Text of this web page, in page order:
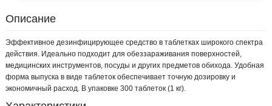
Описание
Эффективное дезинфицирующее средство в таблетках широкого спектра
действия. Идеально подходит для обеззараживания поверхностей,
медицинских инструментов, посуды и других предметов обихода. Удобная
форма выпуска в виде таблеток обеспечивает точную дозировку и
экономичный расход. В упаковке 300 таблеток (1 кг).